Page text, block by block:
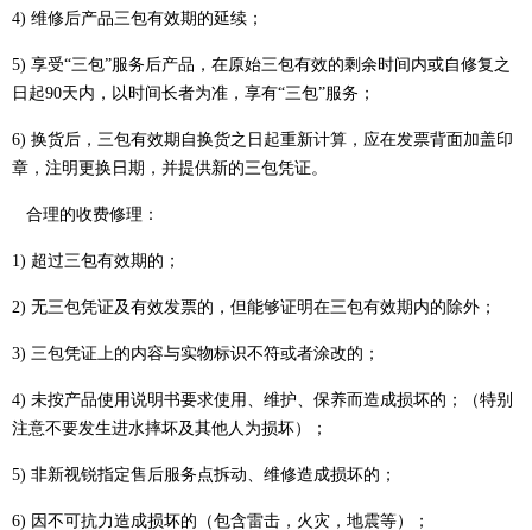
4) 维修后产品三包有效期的延续；
5) 享受“三包”服务后产品，在原始三包有效的剩余时间内或自修复之
日起90天内，以时间长者为准，享有“三包”服务；
6) 换货后，三包有效期自换货之日起重新计算，应在发票背面加盖印
章，注明更换日期，并提供新的三包凭证。
合理的收费修理：
1) 超过三包有效期的；
2) 无三包凭证及有效发票的，但能够证明在三包有效期内的除外；
3) 三包凭证上的内容与实物标识不符或者涂改的；
4) 未按产品使用说明书要求使用、维护、保养而造成损坏的；（特别
注意不要发生进水摔坏及其他人为损坏）；
5) 非新视锐指定售后服务点拆动、维修造成损坏的；
6) 因不可抗力造成损坏的（包含雷击，火灾，地震等）；